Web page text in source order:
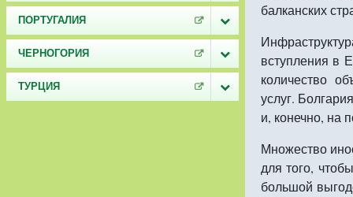
ПОРТУГАЛИЯ
ЧЕРНОГОРИЯ
ТУРЦИЯ
балканских
вступления в
количество
услуг.
и, конечно, на
Множество
для того,
большой